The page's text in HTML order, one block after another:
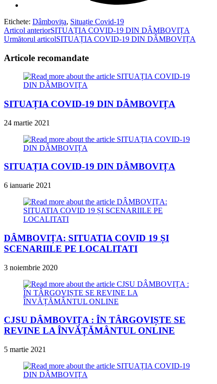
Etichete: Dâmbovița, Situație Covid-19
Read
more
articles
Articol anteriorSITUAȚIA COVID-19 DIN DÂMBOVIȚA
Următorul articolSITUAȚIA COVID-19 DIN DÂMBOVIȚA
Articole recomandate
SITUAȚIA COVID-19 DIN DÂMBOVIȚA
24 martie 2021
SITUAȚIA COVID-19 DIN DÂMBOVIȚA
6 ianuarie 2021
DÂMBOVIȚA: SITUATIA COVID 19 ȘI
SCENARIILE PE LOCALITATI
3 noiembrie 2020
CJSU DÂMBOVIȚA : ÎN TÂRGOVIȘTE SE
REVINE LA ÎNVĂȚĂMÂNTUL ONLINE
5 martie 2021